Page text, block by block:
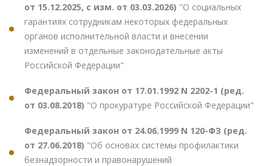
от 15.12.2025, с изм. от 03.03.2026) "О социальных
гарантиях сотрудникам некоторых федеральных
органов исполнительной власти и внесении
изменений в отдельные законодательные акты
Российской Федерации"
Федеральный закон от 17.01.1992 N 2202-1 (ред.
от 03.08.2018) "О прокуратуре Российской Федерации"
Федеральный закон от 24.06.1999 N 120-ФЗ (ред.
от 27.06.2018) "Об основах системы профилактики
безнадзорности и правонарушений